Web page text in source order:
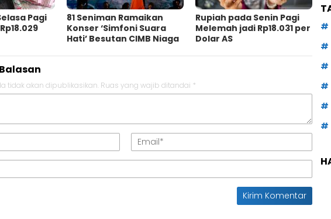
Pagi
81 Seniman Ramaikan
Konser ‘Simfoni Suara
Hati’ Besutan CIMB Niaga
Rupiah pada Senin Pagi
Melemah jadi Rp18.031 per
Dolar AS
tidak akan dipublikasikan. Ruas yang wajib ditandai *